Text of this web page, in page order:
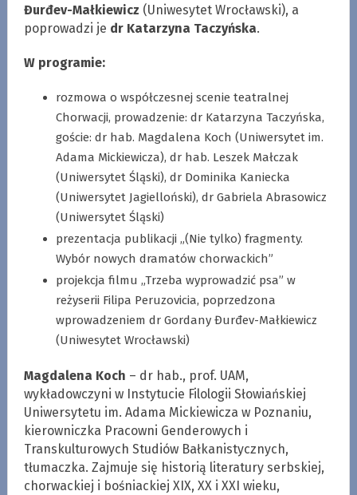
Đurđev-Małkiewicz (Uniwesytet Wrocławski), a
poprowadzi je dr Katarzyna Taczyńska.
W programie:
rozmowa o współczesnej scenie teatralnej
Chorwacji, prowadzenie: dr Katarzyna Taczyńska,
goście: dr hab. Magdalena Koch (Uniwersytet im.
Adama Mickiewicza), dr hab. Leszek Małczak
(Uniwersytet Śląski), dr Dominika Kaniecka
(Uniwersytet Jagielloński), dr Gabriela Abrasowicz
(Uniwersytet Śląski)
prezentacja publikacji „(Nie tylko) fragmenty.
Wybór nowych dramatów chorwackich”
projekcja filmu „Trzeba wyprowadzić psa” w
reżyserii Filipa Peruzovicia, poprzedzona
wprowadzeniem dr Gordany Đurđev-Małkiewicz
(Uniwesytet Wrocławski)
Magdalena Koch – dr hab., prof. UAM,
wykładowczyni w Instytucie Filologii Słowiańskiej
Uniwersytetu im. Adama Mickiewicza w Poznaniu,
kierowniczka Pracowni Genderowych i
Transkulturowych Studiów Bałkanistycznych,
tłumaczka. Zajmuje się historią literatury serbskiej,
chorwackiej i bośniackiej XIX, XX i XXI wieku,